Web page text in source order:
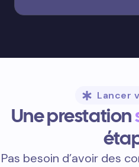
Lancer
Une prestation
Pas besoin d’avoir des